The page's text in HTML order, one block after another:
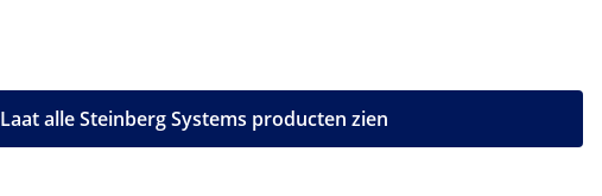
Laat alle Steinberg Systems producten zien